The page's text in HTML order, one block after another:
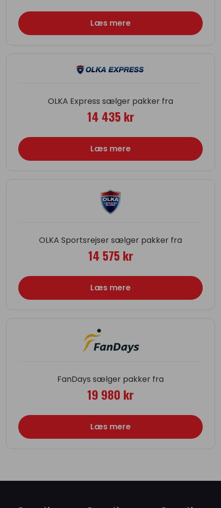
Læs mere
OLKA Express sælger pakker fra
14 435 kr
Læs mere
OLKA Sportsrejser sælger pakker fra
14 575 kr
Læs mere
FanDays sælger pakker fra
19 980 kr
Læs mere